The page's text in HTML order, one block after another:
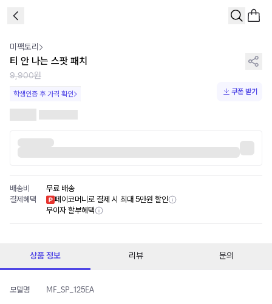
미팩토리
티 안 나는 스팟 패치
9,900원
학생인증 후 가격 확인 쿠폰 받기
배송비
무료 배송
결제혜택
페이코머니로 결제 시 최대 5만원 할인
무이자 할부혜택
상품 정보 리뷰 문의
모델명 MF_SP_125EA